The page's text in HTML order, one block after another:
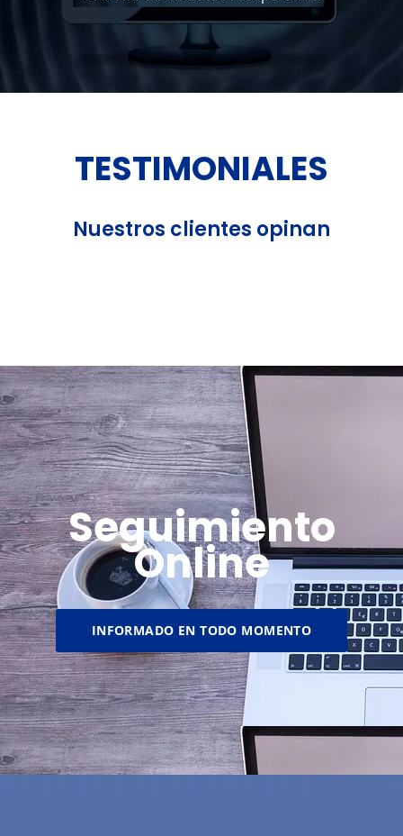
TESTIMONIALES
Nuestros clientes opinan
Seguimiento
Online
INFORMADO EN TODO MOMENTO